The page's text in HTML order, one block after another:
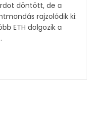
döntött, de a
rajzolódik ki:
ETH dolgozik a